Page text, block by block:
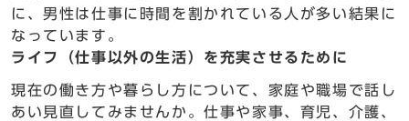
に、男性は仕事に時間を割かれている人が多い結果に
なっています。
ライフ（仕事以外の生活）を充実させるために
現在の働き方や暮らし方について、家庭や職場で話し
あい見直してみませんか。仕事や家事、育児、介護、